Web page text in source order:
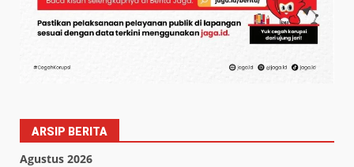
ARSIP BERITA
Agustus 2026